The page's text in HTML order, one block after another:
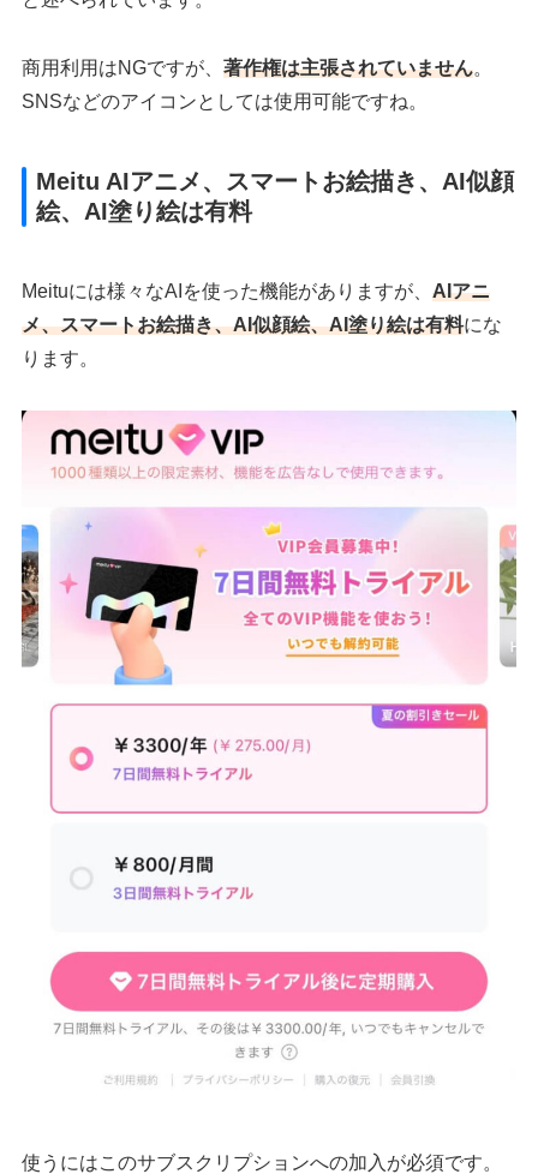
商用利用はNGですが、著作権は主張されていません。
SNSなどのアイコンとしては使用可能ですね。
Meitu AIアニメ、スマートお絵描き、AI似顔
絵、AI塗り絵は有料
Meituには様々なAIを使った機能がありますが、AIアニ
メ、スマートお絵描き、AI似顔絵、AI塗り絵は有料にな
ります。
使うにはこのサブスクリプションへの加入が必須です。